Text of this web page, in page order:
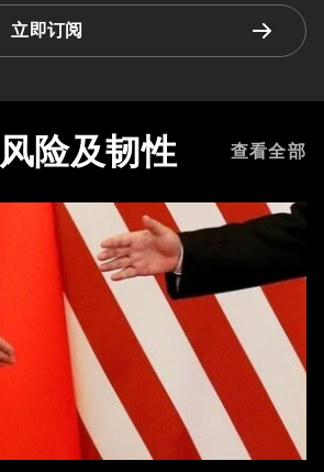
立即订阅
风险及韧性 查看全部